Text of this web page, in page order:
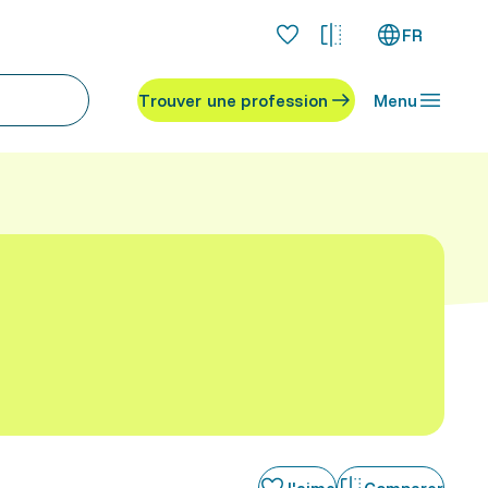
FR
Trouver une profession Menu